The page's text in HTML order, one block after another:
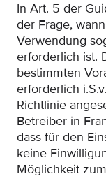
In Art. 5 der
der Frage,
Verwendung
erforderlich ist.
bestimmten
erforderlich
Richtlinie
Betreiber in
dass für den
keine
Möglichkeit